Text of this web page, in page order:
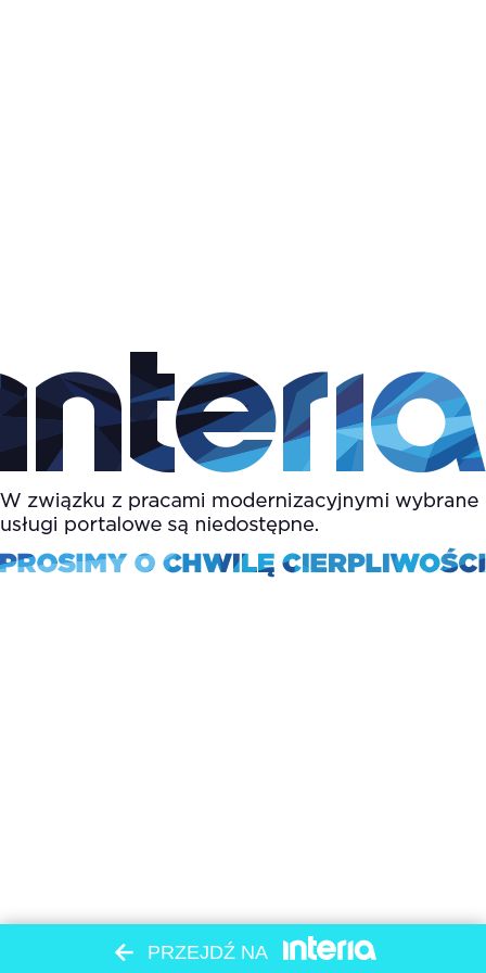
PRZEJDŹ NA